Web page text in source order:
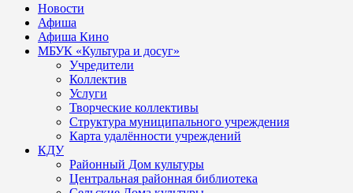
Новости
Афиша
Афиша Кино
МБУК «Культура и досуг»
Учредители
Коллектив
Услуги
Творческие коллективы
Структура муниципального учреждения
Карта удалённости учреждений
КДУ
Районный Дом культуры
Центральная районная библиотека